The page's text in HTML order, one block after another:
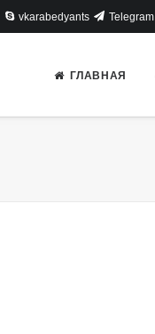
vkarabedyants Telegram
ГЛАВНАЯ